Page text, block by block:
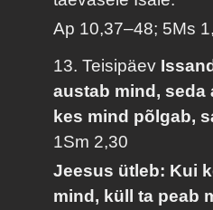
Ap 10,37–48; 5Ms
13. Teisipäev
austab mind, seda
kes mind põlgab,
1Sm 2,30
Jeesus ütleb: Kui
mind, küll ta peab